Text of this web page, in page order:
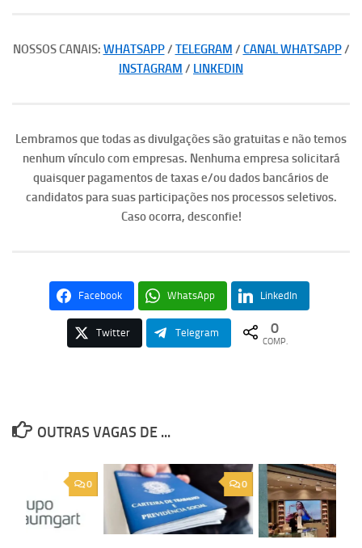
NOSSOS CANAIS: WHATSAPP/ TELEGRAM / CANAL WHATSAPP/
INSTAGRAM / LINKEDIN
Lembramos que todas as divulgações são gratuitas e não temos
nenhum vínculo com empresas. Nenhuma empresa solicitará
quaisquer pagamentos de taxas e/ou dados bancários de
candidatos para suas participações nos processos seletivos.
Caso ocorra, desconfie!
Facebook WhatsApp LinkedIn
Twitter Telegram 0
COMP.
OUTRAS VAGAS DE ...
0
0